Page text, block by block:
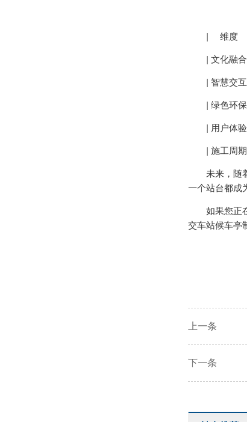
| 维度 |
| 文化融合 |
| 智慧交互 |
| 绿色环保 |
| 用户体验 |
| 施工周期 |
未来，随着
一个站台都成
如果您正在
交车站候车亭
上一条
下一条